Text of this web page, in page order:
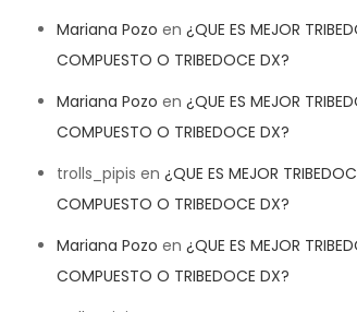
Mariana Pozo en ¿QUE ES MEJOR
COMPUESTO O TRIBEDOCE DX?
Mariana Pozo en ¿QUE ES MEJOR
COMPUESTO O TRIBEDOCE DX?
trolls_pipis en ¿QUE ES MEJOR
COMPUESTO O TRIBEDOCE DX?
Mariana Pozo en ¿QUE ES MEJOR
COMPUESTO O TRIBEDOCE DX?